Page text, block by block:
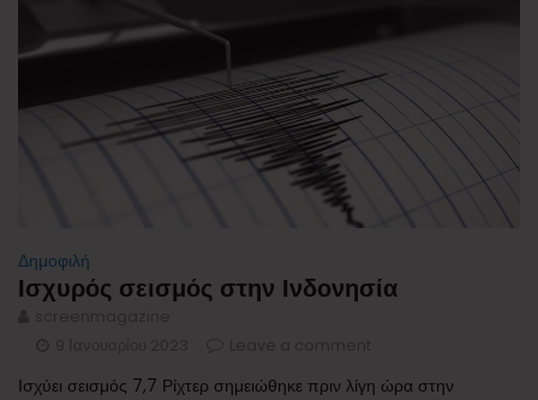
Δημοφιλή
Ισχυρός σεισμός στην Ινδονησία
Ισχύει σεισμός 7,7 Ρίχτερ σημειώθηκε πριν λίγη ώρα στην